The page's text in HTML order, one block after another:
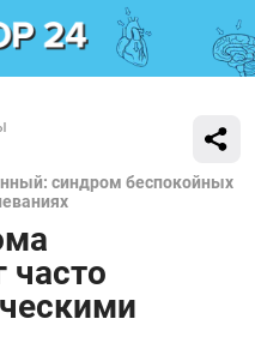
синдром беспокойных
часто